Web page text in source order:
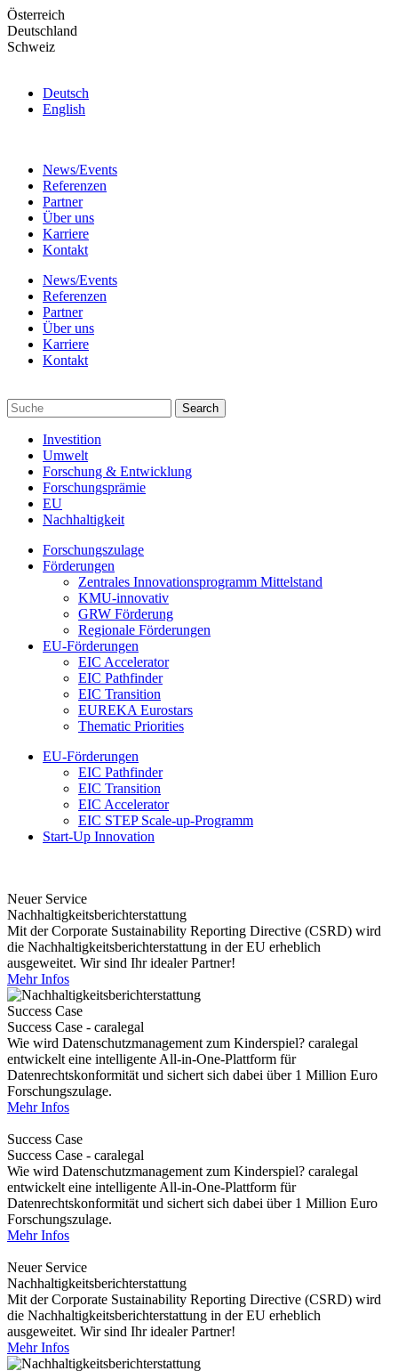
Skip
to
the
Österreich
Deutschland
Schweiz
Deutsch
English
News/Events
Referenzen
Partner
Über uns
Karriere
Kontakt
News/Events
Referenzen
Partner
Über uns
Karriere
Kontakt
Investition
Umwelt
Forschung & Entwicklung
Forschungsprämie
EU
Nachhaltigkeit
Forschungszulage
Förderungen
Zentrales Innovationsprogramm Mittelstand
KMU-innovativ
GRW Förderung
Regionale Förderungen
EU-Förderungen
EIC Accelerator
EIC Pathfinder
EIC Transition
EUREKA Eurostars
Thematic Priorities
EU-Förderungen
EIC Pathfinder
EIC Transition
EIC Accelerator
EIC STEP Scale-up-Programm
Start-Up Innovation
Neuer Service
Nachhaltigkeitsberichterstattung
Mit der Corporate Sustainability Reporting Directive (CSRD) wird
die Nachhaltigkeitsberichterstattung in der EU erheblich
ausgeweitet. Wir sind Ihr idealer Partner!
Mehr Infos
Success Case
Success Case - caralegal
Wie wird Datenschutzmanagement zum Kinderspiel? caralegal
entwickelt eine intelligente All-in-One-Plattform für
Datenrechtskonformität und sichert sich dabei über 1 Million Euro
Forschungszulage.
Mehr Infos
Success Case
Success Case - caralegal
Wie wird Datenschutzmanagement zum Kinderspiel? caralegal
entwickelt eine intelligente All-in-One-Plattform für
Datenrechtskonformität und sichert sich dabei über 1 Million Euro
Forschungszulage.
Mehr Infos
Neuer Service
Nachhaltigkeitsberichterstattung
Mit der Corporate Sustainability Reporting Directive (CSRD) wird
die Nachhaltigkeitsberichterstattung in der EU erheblich
ausgeweitet. Wir sind Ihr idealer Partner!
Mehr Infos